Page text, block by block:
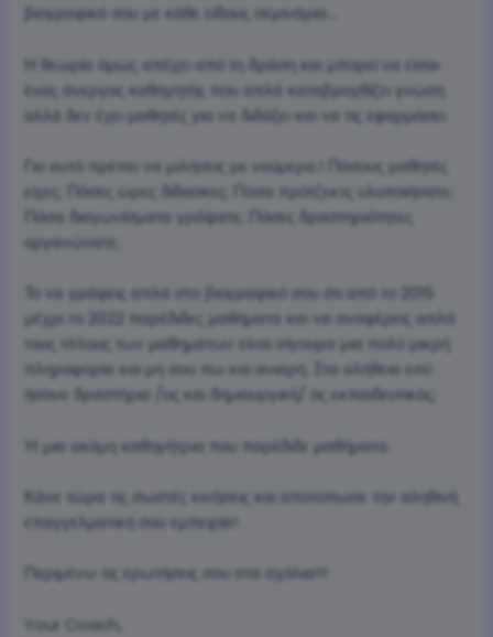
βιογραφικό σου με κάθε είδους σεμινάρια…
Η θεωρία όμως απέχει από τη δράση και μπορεί να είσαι
ένας άνεργος καθηγητής που απλά καταβροχθίζει γνώση
αλλά δεν έχει μαθητές για να διδάξει και να τις εφαρμόσει.
Για αυτό πρέπει να μιλήσεις με νούμερα.! Πόσους μαθητές
είχες; Πόσες ώρες δίδασκες; Πόσα πρότζεκτς υλοποιήσατε;
Πόσα διαγωνίσματα γράψατε; Πόσες δραστηριότητες
οργανώνατε;
Το να γράφεις απλά στο βιογραφικό σου ότι από το 2015
μέχρι το 2022 παρέδιδες μαθήματα και να αναφέρεις απλά
τους τίτλους των μαθημάτων είναι σίγουρα μια πολύ μικρή
πληροφορία και μη σου πω και ανιαρή. Στα αλήθεια εσύ
ήσουν δραστήρια /ος και δημιουργική/ ός εκπαιδευτικός;
Ή μια ακόμη καθηγήτρια που παρέδιδε μαθήματα.
Κάνε τώρα τις σωστές κινήσεις και αποτύπωσε την αληθινή
επαγγελματική σου εμπειρία!
Περιμένω τις ερωτήσεις σου στα σχόλια!!!
Your Coach,